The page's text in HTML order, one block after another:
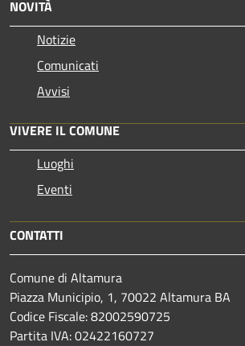
NOVITÀ
Notizie
Comunicati
Avvisi
VIVERE IL COMUNE
Luoghi
Eventi
CONTATTI
Comune di Altamura
Piazza Municipio, 1, 70022 Altamura BA
Codice Fiscale: 82002590725
Partita IVA: 02422160727